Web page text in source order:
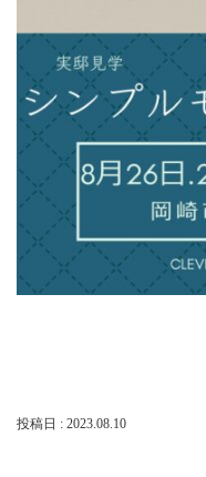
岡
崎
を
運
し
投稿日 : 2023.08.10